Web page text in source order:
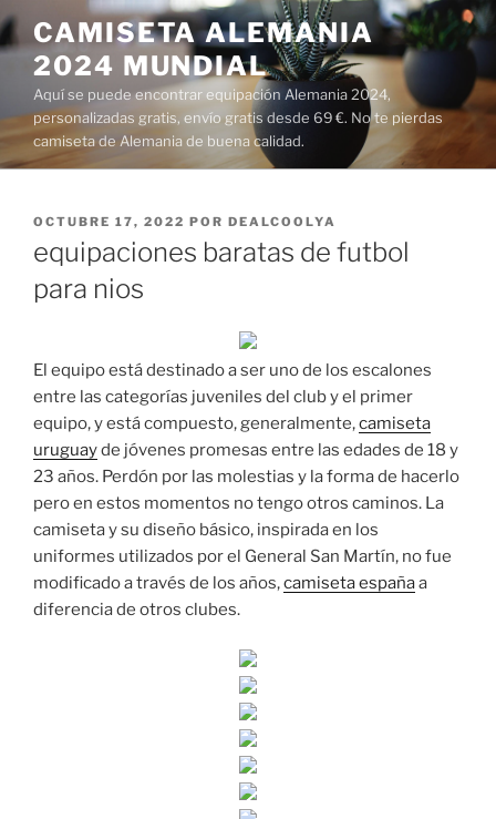
Saltar
al
contenido
CAMISETA ALEMANIA
2024 MUNDIAL
Aquí se puede encontrar equipación Alemania 2024,
personalizadas gratis, envío gratis desde 69 €. No te pierdas
camiseta de Alemania de buena calidad.
PUBLICADO
OCTUBRE 17, 2022 POR DEALCOOLYA
equipaciones baratas de futbol
para nios
El equipo está destinado a ser uno de los escalones
entre las categorías juveniles del club y el primer
equipo, y está compuesto, generalmente,camiseta
uruguayde jóvenes promesas entre las edades de 18 y
23 años. Perdón por las molestias y la forma de hacerlo
pero en estos momentos no tengo otros caminos. La
camiseta y su diseño básico, inspirada en los
uniformes utilizados por el General San Martín, no fue
modificado a través de los años,camiseta españaa
diferencia de otros clubes.